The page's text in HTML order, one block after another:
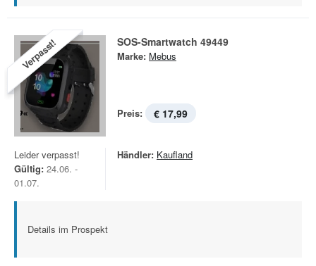
Verpasst! SOS-Smartwatch 49449
Marke: Mebus
Preis: € 17,99
Leider verpasst!
Gültig: 24.06. -
01.07.
Händler: Kaufland
Details im Prospekt